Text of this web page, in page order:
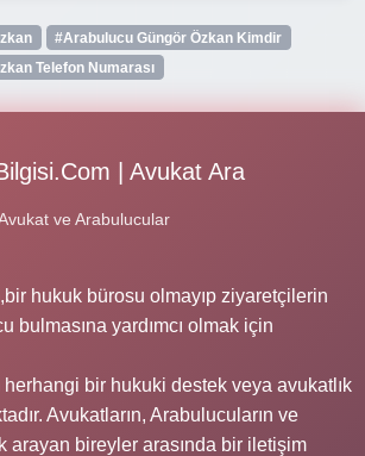
#Arabulucu Güngör Özkan Kimdir
Telefon Numarası
| Avukat Ara
ve Arabulucular
hukuk bürosu olmayıp ziyaretçilerin
bulmasına yardımcı olmak için
bir hukuki destek veya avukatlık
Avukatların, Arabulucuların ve
arayan bireyler arasında bir iletişim